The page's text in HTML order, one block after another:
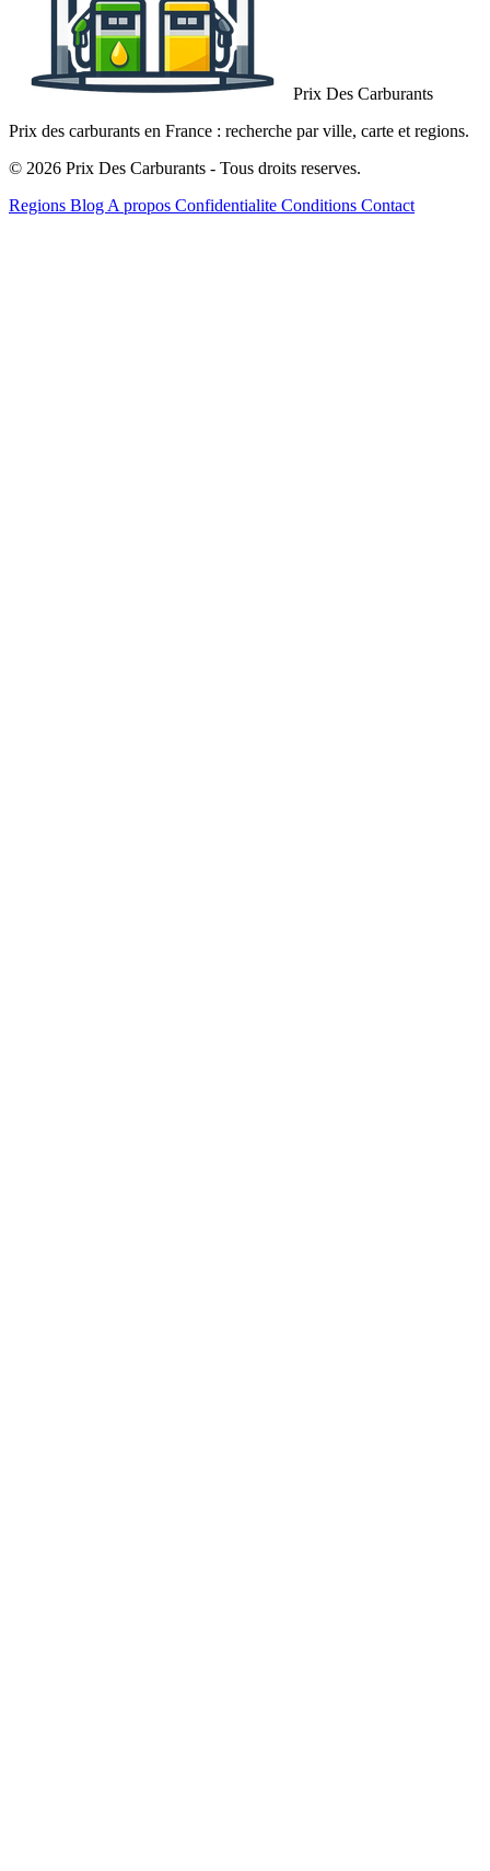
Prix Des Carburants
Prix des carburants en France : recherche par ville, carte et regions.
© 2026 Prix Des Carburants - Tous droits reserves.
Regions Blog A propos Confidentialite Conditions Contact